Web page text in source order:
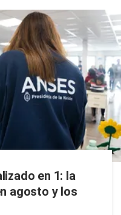
en 1: la
agosto y los